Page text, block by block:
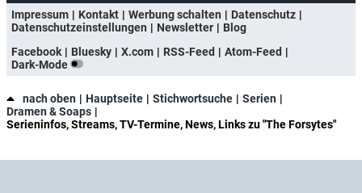
Impressum
Kontakt Werbung schalten
Datenschutz
Datenschutzeinstellungen
Newsletter
Blog
Facebook
Bluesky X.com RSS-Feed
Atom-Feed
Dark-Mode
nach oben Hauptseite Stichwortsuche
Serien
Dramen & Soaps
Serieninfos, Streams, TV-Termine, News, Links zu "The Forsytes"